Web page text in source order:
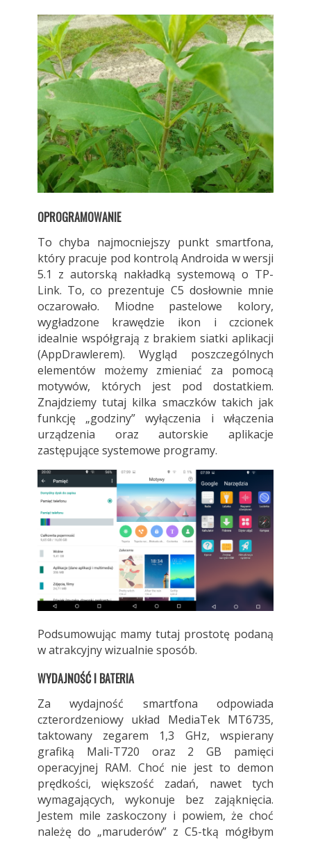
OPROGRAMOWANIE
To chyba najmocniejszy punkt smartfona,
który pracuje pod kontrolą Androida w wersji
5.1 z autorską nakładką systemową o TP-
Link. To, co prezentuje C5 dosłownie mnie
oczarowało. Miodne pastelowe kolory,
wygładzone krawędzie ikon i czcionek
idealnie współgrają z brakiem siatki aplikacji
(AppDrawlerem). Wygląd poszczególnych
elementów możemy zmieniać za pomocą
motywów, których jest pod dostatkiem.
Znajdziemy tutaj kilka smaczków takich jak
funkcję „godziny” wyłączenia i włączenia
urządzenia oraz autorskie aplikacje
zastępujące systemowe programy.
Podsumowując mamy tutaj prostotę podaną
w atrakcyjny wizualnie sposób.
WYDAJNOŚĆ I BATERIA
Za wydajność smartfona odpowiada
czterordzeniowy układ MediaTek MT6735,
taktowany zegarem 1,3 GHz, wspierany
grafiką Mali-T720 oraz 2 GB pamięci
operacyjnej RAM. Choć nie jest to demon
prędkości, większość zadań, nawet tych
wymagających, wykonuje bez zająknięcia.
Jestem mile zaskoczony i powiem, że choć
należę do „maruderów” z C5-tką mógłbym